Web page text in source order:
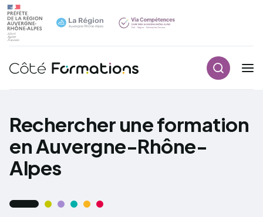
Navigation principale
Rechercher une formation
en Auvergne-Rhône-
Alpes